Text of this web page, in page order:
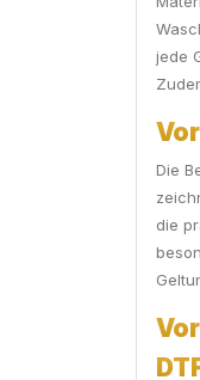
jede
Die
die